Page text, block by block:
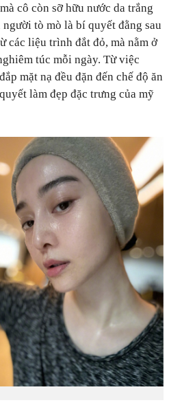
cô còn sỡ hữu nước da trắng
tò mò là bí quyết đằng sau
các liệu trình đắt đỏ, mà nằm ở
túc mỗi ngày. Từ việc
mặt nạ đều đặn đến chế độ ăn
làm đẹp đặc trưng của mỹ